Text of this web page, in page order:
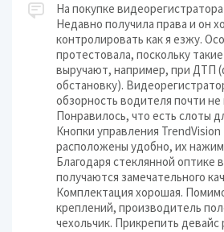
На покупке
Недавно получила права и он
контролировать как я езжу.
протестовала, поскольку
выручают, например, при ДТП
обстановку).
обзорность водителя почти не
Понравилось, что есть слоты
Кнопки управления TrendVision
расположены удобно, их
Благодаря стеклянной оптике
получаются замечательного
Комплектация хорошая.
креплений, производитель
чехольчик. Прикрепить девайс